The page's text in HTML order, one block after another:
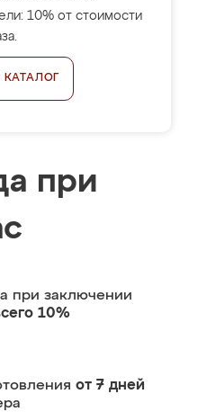
10% от стоимости
КАТАЛОГ
при
при заключении
10%
от 7 дней